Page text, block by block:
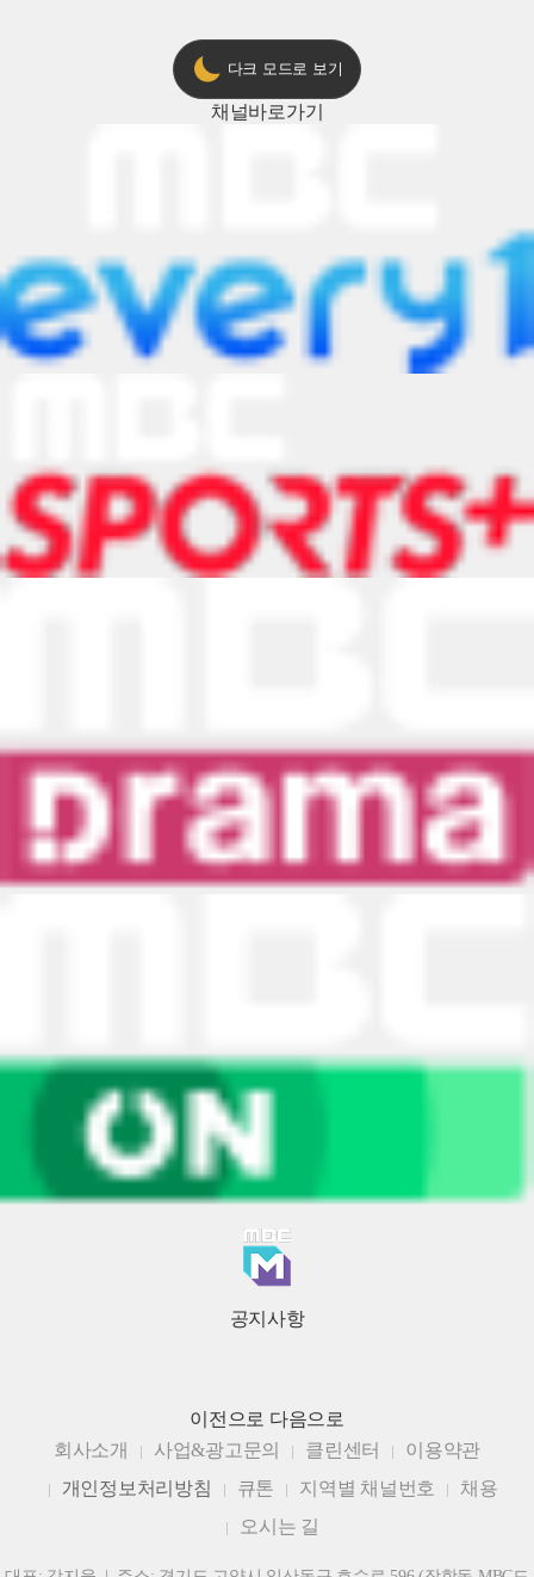
다크 모드로 보기
채널바로가기
공지사항
이전으로 다음으로
회사소개
사업&광고문의 클린센터
이용약관
개인정보처리방침
큐톤 지역별 채널번호
채용
오시는 길